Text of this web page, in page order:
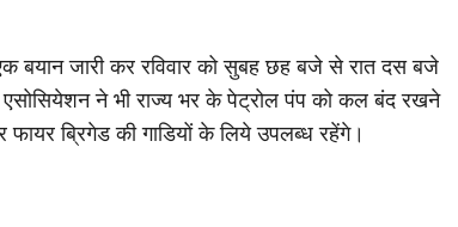
जारी कर रविवार को सुबह छह बजे से रात दस बजे
ने भी राज्य भर के पेट्रोल पंप को कल बंद रखने
ब्रिगेड की गाडियों के लिये उपलब्ध रहेंगे।